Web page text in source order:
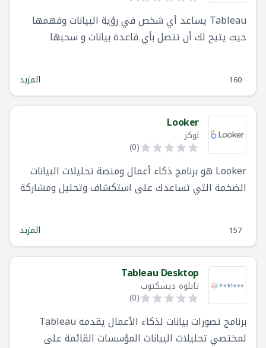
Tableau يساعد أي شخص في رؤية البيانات وفهمها
حيث يتيح لك أن تتصل بأي قاعدة بيانات و سحبها
160 المزيد
Looker
لوكر
(
0
)
Looker هو برنامج ذكاء أعمال ومنصة تحليلات البيانات
الضخمة التي تساعدك على استكشاف وتحليل ومشاركة
157 المزيد
Tableau Desktop
تابلوه ديسكتوب
(
0
)
برنامج تصورات بيانات لذكاء الأعمال يقدمه Tableau
لمختصي تحليلات البيانات المؤسسات القائمة على